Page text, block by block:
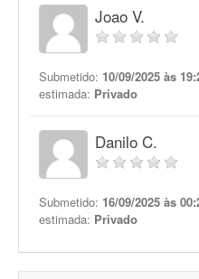
Joao V.
Submetido: 10/09/2025 às
estimada: Privado
Danilo C.
Submetido: 16/09/2025 às
estimada: Privado